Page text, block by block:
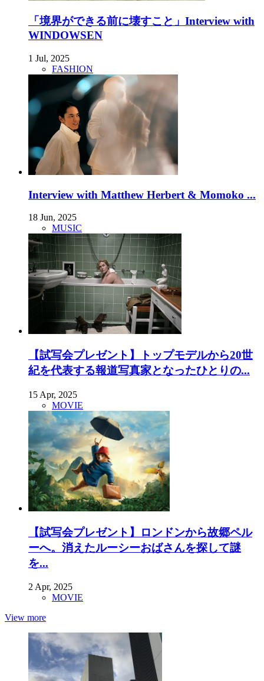
「境界ができる前に壊すこと」Interview with
WINDOWSEN
1 Jul, 2025
FASHION
Interview with Matthew Herbert & Momoko ...
18 Jun, 2025
MUSIC
【試写会プレゼント】トップモデルから20世
紀を代表する報道写真家となったひとりの...
15 Apr, 2025
MOVIE
【試写会プレゼント】ロンドンから故郷ペル
ーへ。消えたルーシーおばさんを探して謎
を...
2 Apr, 2025
MOVIE
View more